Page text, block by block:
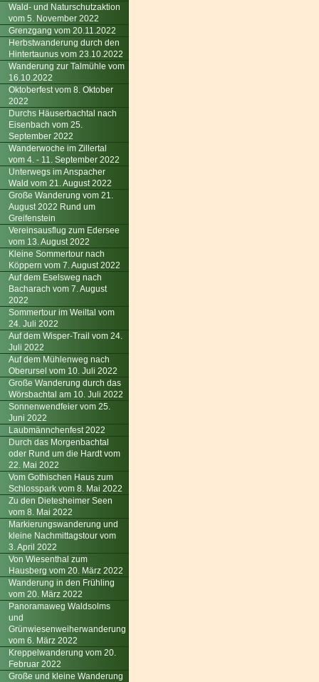
Wald- und Naturschutzaktion
vom 5. November 2022
Grenzgang vom 20.11.2022
Herbstwanderung durch den
Hintertaunus vom 23.10.2022
Wanderung zur Talmühle vom
16.10.2022
Oktoberfest vom 8. Oktober
2022
Durchs Häuserbachtal nach
Eisenbach vom 25.
September 2022
Wanderwoche im Zillertal
vom 4. - 11. September 2022
Unterwegs im Anspacher
Wald vom 21. August 2022
Große Wanderung vom 21.
August 2022 Rund um
Greifenstein
Vereinsausflug zum Edersee
vom 13. August 2022
Kleine Sommertour nach
Köppern vom 7. August 2022
Auf dem Eselsweg nach
Bacharach vom 7. August
2022
Sommertour im Weiltal vom
24. Juli 2022
Auf dem Wisper-Trail vom 24.
Juli 2022
Auf dem Mühlenweg nach
Oberursel vom 10. Juli 2022
Große Wanderung durch das
Wörsbachtal am 10. Juli 2022
Sonnenwendfeier vom 25.
Juni 2022
Laubmännchenfest 2022
Durch das Morgenbachtal
oder Rund um die Hardt vom
22. Mai 2022
Vom Gothischen Haus zum
Schlosspark vom 8. Mai 2022
Zu den Dietesheimer Seen
vom 8. Mai 2022
Markierungswanderung und
kleine Nachmittagstour vom
3. April 2022
Von Wiesenthal zum
Hausberg vom 20. März 2022
Wanderung in den Frühling
vom 20. März 2022
Panoramaweg Waldsolms
und
Grünwiesenweiherwanderung
vom 6. März 2022
Kreppelwanderung vom 20.
Februar 2022
Große und kleine Wanderung